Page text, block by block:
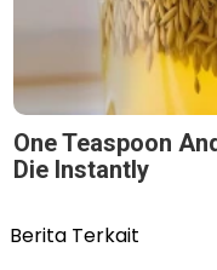
One Teaspoon
Die Instantly
Berita Terkait